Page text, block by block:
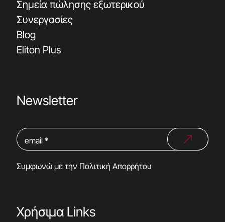
Σημεία πώλησης εξωτερικού
Συνεργασίες
Blog
Eliton Plus
Newsletter
Συμφωνώ με την Πολιτική Απορρήτου
Χρήσιμα Links